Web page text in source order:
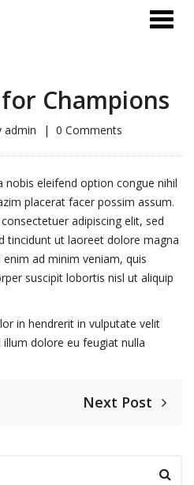
Champions
admin 0 Comments
eleifend option congue nihil
placerat facer possim assum.
adipiscing elit, sed
tincidunt ut laoreet dolore magna
ad minim veniam, quis
suscipit lobortis nisl ut aliquip
in hendrerit in vulputate velit
dolore eu feugiat nulla
Next Post